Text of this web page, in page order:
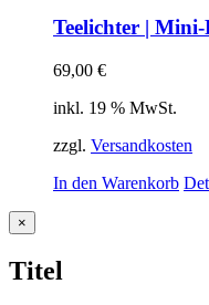
Teelichter |
69,00 €
inkl. 19 % MwSt.
zzgl. Versandkosten
In den Warenkorb
Close
product
view
×
Titel